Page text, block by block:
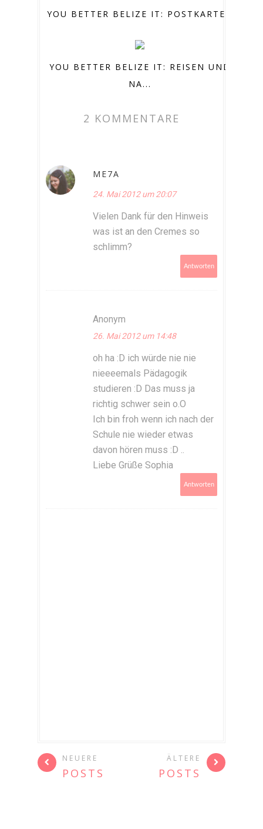
YOU BETTER BELIZE IT: POSTKARTEN
YOU BETTER BELIZE IT: REISEN UND
NA...
2 KOMMENTARE
ME7A
24. Mai 2012 um 20:07
Vielen Dank für den Hinweis
was ist an den Cremes so
schlimm?
Antworten
Anonym
26. Mai 2012 um 14:48
oh ha :D ich würde nie nie
nieeeemals Pädagogik
studieren :D Das muss ja
richtig schwer sein o.O
Ich bin froh wenn ich nach der
Schule nie wieder etwas
davon hören muss :D ..
Liebe Grüße Sophia
Antworten
NEUERE
POSTS
ÄLTERE
POSTS